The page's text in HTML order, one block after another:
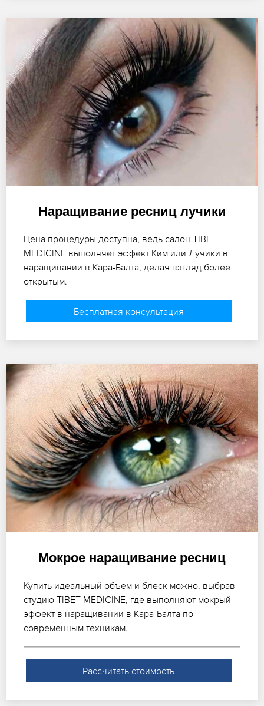
Наращивание ресниц лучики
Цена процедуры доступна, ведь салон TIBET-
MEDICINE выполняет эффект Ким или Лучики в
наращивании в Кара-Балта, делая взгляд более
открытым.
Бесплатная консультация
Мокрое наращивание ресниц
Купить идеальный объём и блеск можно, выбрав
студию TIBET-MEDICINE, где выполняют мокрый
эффект в наращивании в Кара-Балта по
современным техникам.
Рассчитать стоимость